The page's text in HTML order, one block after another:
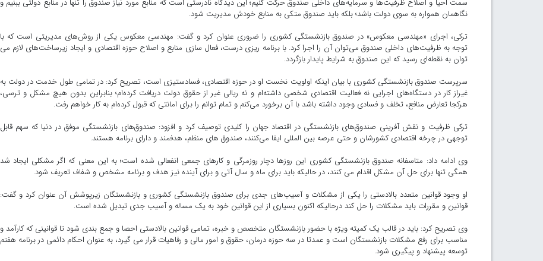
سمت احیا و اصلاح ظرفیت‌ها و سرمایه‌های داخلی صندوق حرکت کنیم؛ این دیدگاه نادرستی است که منابع مورد نیاز صندوق را تنها در منابع دولتی ببنیم و
نگاهمان همواره به سوی دولت باشد؛ بلکه باید صندوق متکی به منابع خودش مدیریت شود.
ترکی، اجرای «مهندسی معکوس» در صندوق بازنشستگی کشوری را ضروری عنوان کرد و گفت: مهندسی معکوس یکی از روش‌های مدیریتی است که با
توجه به ظرفیت‌های داخلی صندوق می‌توان آن را اجرا کرد. با برنامه ریزی درست، فعال سازی منابع و اصلاح حوزه اقتصادی و ایجاد زیرساخت‌های لازم می
توان به نقطه‌ای رسید که این صندوق به شرایط پایدار بازگردد.
سرپرست صندوق بازنشستگی کشوری با بیان اینکه اولویت نخست او در حوزه اقتصادی، فسادستیزی است، تصریح کرد: در تمامی طول خدمت در دولت به
غیراز کار در دستگاه‌های اجرایی نه فعالیت اقتصادی شخصی داشته‌ام و نه ریالی غیر از حقوق دولت دریافت کرده‌ام؛ بنابراین بدون هیچ مشکل و ترسی،
هرکجا تعارض منافع، تخلف و فسادی وجود داشته باشد با آن برخورد می‌کنم و تمام توانم را برای امانتی که قبول کرده‌ام به کار خواهم رفت.
ترکی ظرفیت و نقش آفرینی صندوق‌های بازنشستگی در اقتصاد جهان را کلیدی توصیف کرد و افزود: صندوق‌های بازنشستگی موفق در دنیا که سهم قابل
توجهی در چرخه اقتصادی کشورشان و حتی عرصه بین المللی ایفا می‌کنند، صندوق های منظم، هدفمند و دارای برنامه هستند.
وی ادامه داد: متاسفانه صندوق بازنشستگی کشوری این روزها دچار روزمرگی و کارهای جمعی انفعالی شده است؛ به این معنی که اگر مشکلی ایجاد شد
همگی تنها برای حل آن مشکل اقدام می کنند، در حالیکه باید برای ماه و سال آتی و برای آینده نیز هدف و برنامه مشخص و شفاف تعریف شود.
او وجود قوانین متعدد بالادستی را یکی از مشکلات و آسیب‌های جدی برای صندوق بازنشستگی کشوری و بازنشستگان زیرپوشش آن عنوان کرد و گفت:
قوانین و مقررات باید مشکلات را حل کند درحالیکه اکنون بسیاری از این قوانین خود به یک مساله و آسیب جدی تبدیل شده است.
وی تصریح کرد: باید در قالب یک کمیته ویژه با حضور بازنشستگان متخصص و خبره، تمامی قوانین بالادستی احصا و جمع بندی شود تا قوانینی که کارآمد و
مناسب برای رفع مشکلات بازنشستگان است و عمدتا در سه حوزه درمان، حقوق و امور مالی و رفاهیات قرار می گیرد، به عنوان احکام دائمی در برنامه هفتم
توسعه پیشنهاد و پیگیری شود.